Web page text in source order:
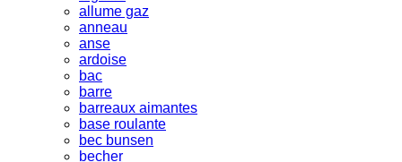
allume gaz
anneau
anse
ardoise
bac
barre
barreaux aimantes
base roulante
bec bunsen
becher